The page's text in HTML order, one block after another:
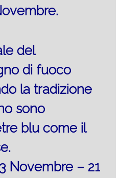
del
di fuoco
la tradizione
sono
blu come il
Novembre – 21